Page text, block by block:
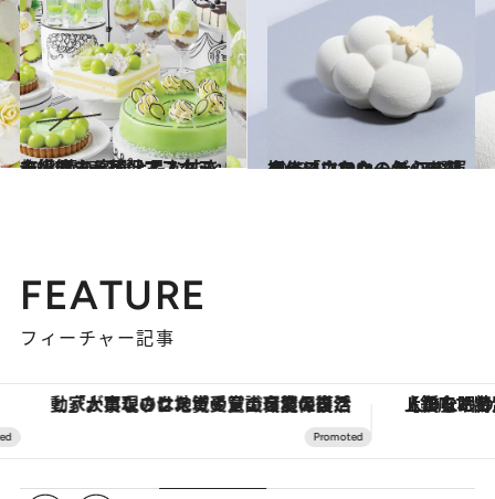
2024.8.27
主役はシャインマスカット！ 薫り高く上品な甘さを堪能する贅沢アフタヌーンティー3選
旅＆お出かけ 2023.12.19
スイーツなかのが心を鷲掴みにされた シェフの渾身作「白いケーキ」5選 クリスマスや一年の〆スイーツに！
グルメ
FEATURE
フィーチャー記事
「大事なのは地域の意識を変えること」。ロレックス賞受賞の自然保護活動家が実現させたナイジェリアの自然環境の復活 【銀座で出合う最旬美容】美髪ケアや上質